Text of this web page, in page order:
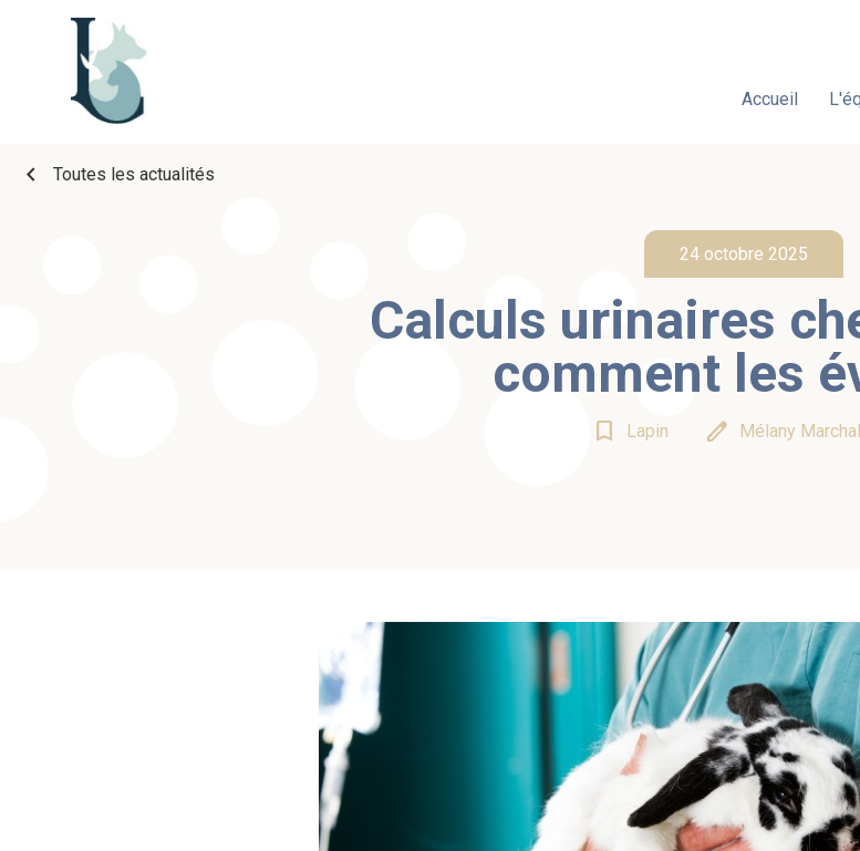
Accueil
chevron_left Toutes les actualités
24 octobre 2025
Calculs urinaires
comment les
bookmark_border Lapin edit Mélany Marchal